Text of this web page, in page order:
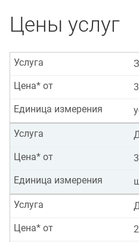
Цены услуг
Услуга
Цена* от
Единица измерения
Услуга
Цена* от
Единица измерения
Услуга
Цена* от